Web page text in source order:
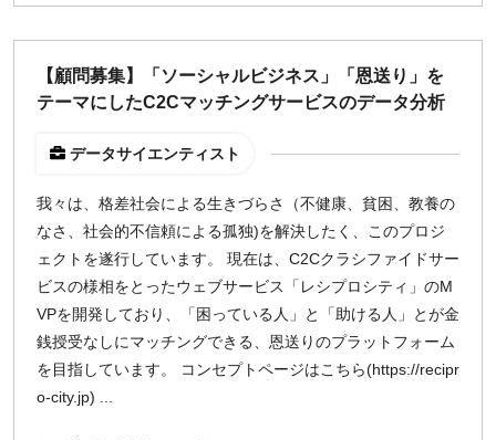
【顧問募集】「ソーシャルビジネス」「恩送り」を
テーマにしたC2Cマッチングサービスのデータ分析
データサイエンティスト
我々は、格差社会による生きづらさ（不健康、貧困、教養の
なさ、社会的不信頼による孤独)を解決したく、このプロジ
ェクトを遂行しています。 現在は、C2Cクラシファイドサー
ビスの様相をとったウェブサービス「レシプロシティ」のM
VPを開発しており、「困っている人」と「助ける人」とが金
銭授受なしにマッチングできる、恩送りのプラットフォーム
を目指しています。 コンセプトページはこちら(https://recipr
o-city.jp) ...